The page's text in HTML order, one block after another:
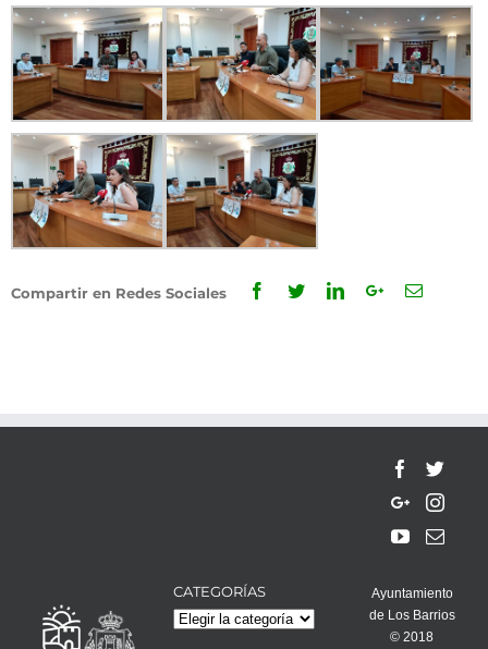
Compartir en Redes Sociales Facebook
TwitterLinkedinGoogle+Email
CATEGORÍAS
Categorías
Ayuntamiento
de Los Barrios
© 2018